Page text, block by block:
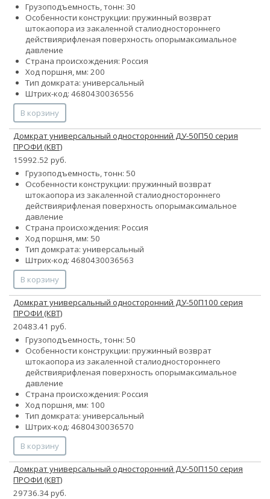
Грузоподъемность, тонн: 30
Особенности конструкции: пружинный возврат
штокаопора из закаленной сталиодностороннего
действиярифленая поверхность опорымаксимальное
давление
Страна происхождения: Россия
Ход поршня, мм: 200
Тип домкрата: универсальный
Штрих-код: 4680430036556
В корзину
Домкрат универсальный односторонний ДУ-50П50 серия
ПРОФИ (КВТ)
15992.52 руб.
Грузоподъемность, тонн: 50
Особенности конструкции: пружинный возврат
штокаопора из закаленной сталиодностороннего
действиярифленая поверхность опорымаксимальное
давление
Страна происхождения: Россия
Ход поршня, мм: 50
Тип домкрата: универсальный
Штрих-код: 4680430036563
В корзину
Домкрат универсальный односторонний ДУ-50П100 серия
ПРОФИ (КВТ)
20483.41 руб.
Грузоподъемность, тонн: 50
Особенности конструкции: пружинный возврат
штокаопора из закаленной сталиодностороннего
действиярифленая поверхность опорымаксимальное
давление
Страна происхождения: Россия
Ход поршня, мм: 100
Тип домкрата: универсальный
Штрих-код: 4680430036570
В корзину
Домкрат универсальный односторонний ДУ-50П150 серия
ПРОФИ (КВТ)
29736.34 руб.